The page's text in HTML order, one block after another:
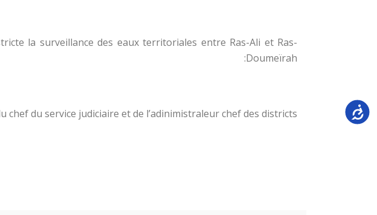
la surveillance des eaux territoriales entre Ras-Ali et Ras-
Doumeïrah:
chef du service judiciaire et de l’adinimistraleur chef des districts,